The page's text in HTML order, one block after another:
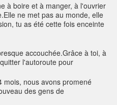
à boire et à manger, à l'ouvrier
ne met pas au monde, elle
tu as été cette fois enceinte
accouchée.Grâce à toi, à
l'autoroute pour
mois, nous avons promené
des gens de